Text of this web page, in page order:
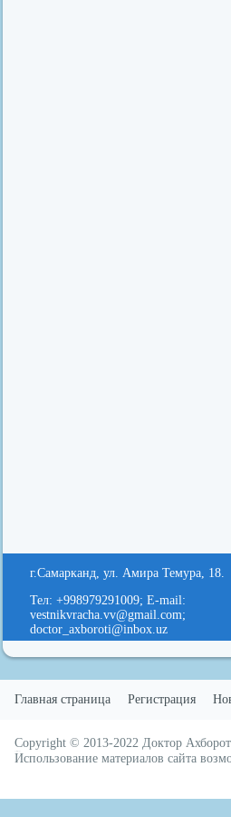
г.Самарканд, ул. Амира Темура, 18.
Тел: +998979291009; E-mail:
vestnikvracha.vv@gmail.com;
doctor_axboroti@inbox.uz
Главная страница Регистрация
Copyright © 2013-2022 Доктор
Использование материалов сайта